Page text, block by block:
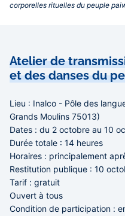
corporelles rituelles du peuple
Atelier de
et des danses du
Lieu : Inalco - Pôle des
Grands Moulins 75013)
Dates : du 2 octobre au 10
Durée totale : 14 heures
Horaires : principalement
Restitution publique : 10
Tarif : gratuit
Ouvert à tous
Condition de participation :